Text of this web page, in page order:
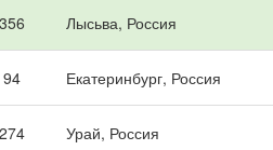
356 Лысьва, Россия
94 Екатеринбург, Россия
274 Урай, Россия